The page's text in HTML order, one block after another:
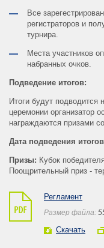
Все
регистраторов и
турнира.
Места участников
набранных очков.
Подведение итогов:
Итоги будут подводится
церемонии организатор
награждаются призами
Дата подведения
Призы: Кубок
Поощрительный приз -
Регламент
Размер файла:
Скачать